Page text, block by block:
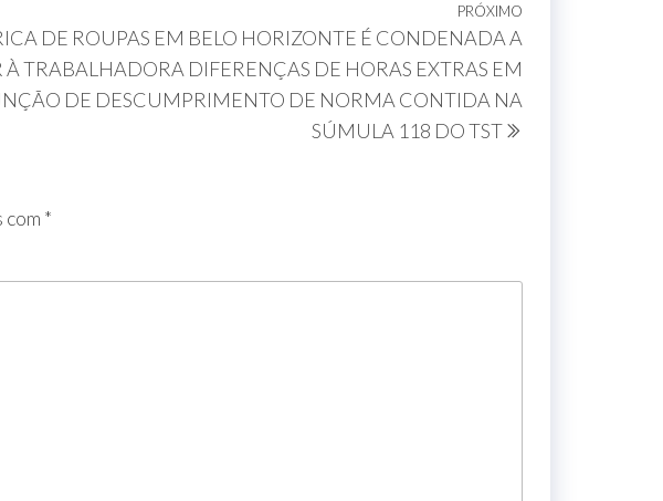
PRÓXIMO
DE ROUPAS EM BELO HORIZONTE É CONDENADA A
À TRABALHADORA DIFERENÇAS DE HORAS EXTRAS EM
DE DESCUMPRIMENTO DE NORMA CONTIDA NA
SÚMULA 118 DO TST
*